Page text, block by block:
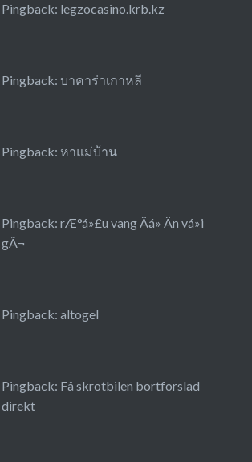
Pingback: legzocasino.krb.kz
Pingback: บาคาร่าเกาหลี
Pingback: หาแม่บ้าน
Pingback: rÆ°á»£u vang Äá» Än vá»i
gÃ¬
Pingback: altogel
Pingback: Få skrotbilen bortforslad
direkt